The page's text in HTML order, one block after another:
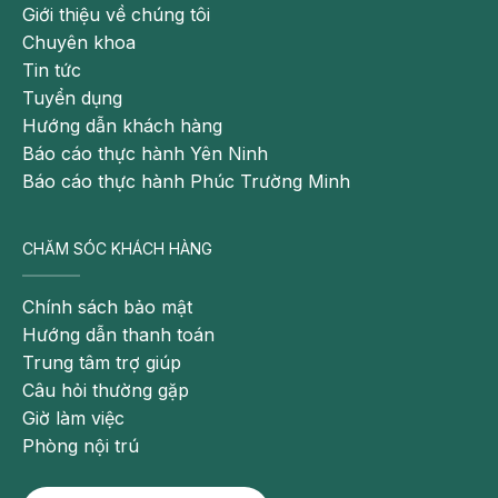
Nên tắm cho trẻ bằng nước ấm pha muối loãng, tắm
nhanh và lau khô ngay sau khi tắm
Trang phục của trẻ
Không nên mặc nhiều quần áo, mặc đồ bó sát cho
trẻ bị sốt phát ban với suy nghĩ cần giữ ấm cho trẻ vì
Giới thiệu về chúng tôi
Chuyên khoa
Tin tức
Tuyển dụng
Hướng dẫn khách hàng
Báo cáo thực hành Yên Ninh
Báo cáo thực hành Phúc Trường Minh
CHĂM SÓC KHÁCH HÀNG
Chính sách bảo mật
Hướng dẫn thanh toán
Trung tâm trợ giúp
Câu hỏi thường gặp
Giờ làm việc
Phòng nội trú